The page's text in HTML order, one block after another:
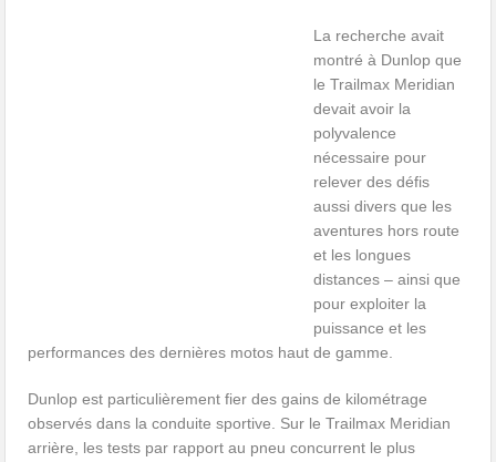
La recherche avait
montré à Dunlop que
le Trailmax Meridian
devait avoir la
polyvalence
nécessaire pour
relever des défis
aussi divers que les
aventures hors route
et les longues
distances – ainsi que
pour exploiter la
puissance et les
performances des dernières motos haut de gamme.
Dunlop est particulièrement fier des gains de kilométrage
observés dans la conduite sportive. Sur le Trailmax Meridian
arrière, les tests par rapport au pneu concurrent le plus